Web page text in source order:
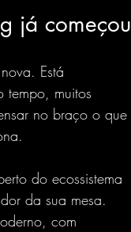
já começou
Está
tempo, muitos
no braço o que
do ecossistema
da sua mesa.
com